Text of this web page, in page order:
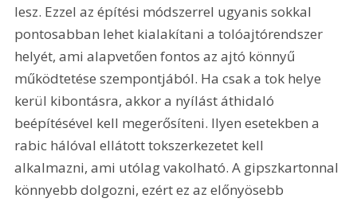
lesz. Ezzel az építési módszerrel ugyanis sokkal
pontosabban lehet kialakítani a tolóajtórendszer
helyét, ami alapvetően fontos az ajtó könnyű
működtetése szempontjából. Ha csak a tok helye
kerül kibontásra, akkor a nyílást áthidaló
beépítésével kell megerősíteni. Ilyen esetekben a
rabic hálóval ellátott tokszerkezetet kell
alkalmazni, ami utólag vakolható. A gipszkartonnal
könnyebb dolgozni, ezért ez az előnyösebb